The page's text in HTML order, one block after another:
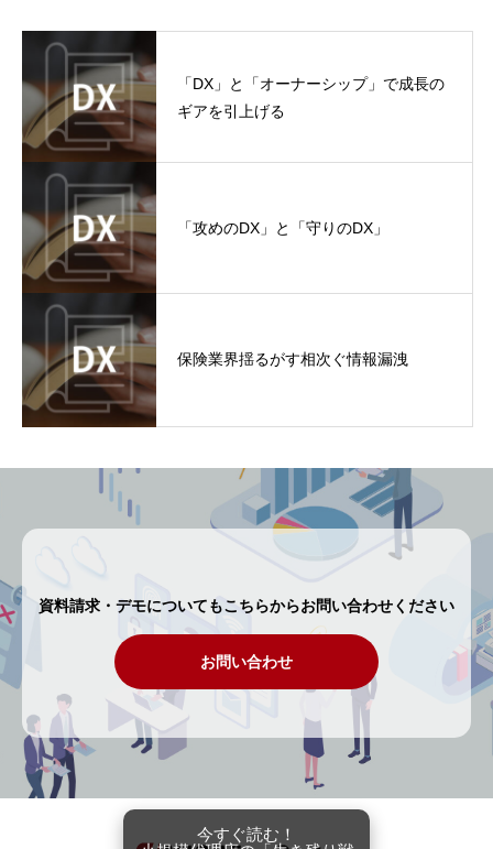
「DX」と「オーナーシップ」で成長の
ギアを引上げる
「攻めのDX」と「守りのDX」
保険業界揺るがす相次ぐ情報漏洩
資料請求・デモについてもこちらからお問い合わせください
お問い合わせ
今すぐ読む！